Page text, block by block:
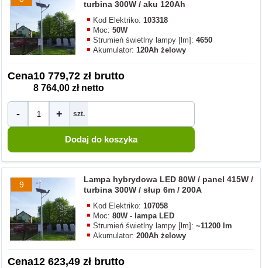
turbina 300W / aku 120Ah
Kod Elektriko:103318
Moc:50W
Strumień świetlny lampy [lm]:4650
Akumulator:120Ah żelowy
Cena10 779,72 zł brutto
8 764,00 zł netto
- + szt.
9
Lampa hybrydowa LED 80W / panel 415W /
turbina 300W / słup 6m / 200A
Kod Elektriko:107058
Moc:80W - lampa LED
Strumień świetlny lampy [lm]:~11200 lm
Akumulator:200Ah żelowy
Cena12 623,49 zł brutto